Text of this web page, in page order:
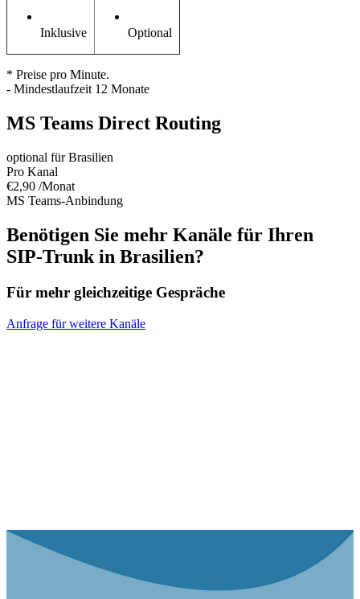
Inklusive Optional
* Preise pro Minute.
- Mindestlaufzeit 12 Monate
MS Teams Direct Routing
optional für Brasilien
Pro Kanal
€2,90 /Monat
MS Teams-Anbindung
Benötigen Sie mehr Kanäle für Ihren
SIP-Trunk in Brasilien?
Für mehr gleichzeitige Gespräche
Anfrage für weitere Kanäle